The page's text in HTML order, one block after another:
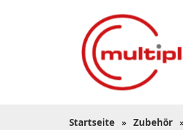
Startseite » Zubehör